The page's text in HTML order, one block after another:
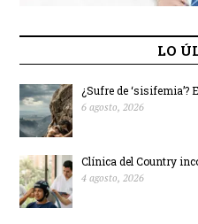
LO
¿Sufre de ‘sisifemia’?
6 agosto, 2026
Clínica del Country
4 agosto, 2026